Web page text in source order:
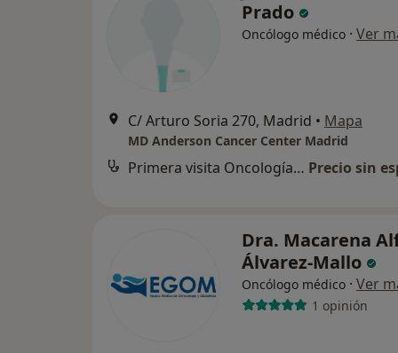
Prado
Oncólogo médico · Ver
C/ Arturo Soria 270, Madrid • Mapa
MD Anderson Cancer Center Madrid
Primera visita Oncología Médica Precio sin
Dra. Macarena
Álvarez-Mallo
Oncólogo médico · Ver
1 opinión